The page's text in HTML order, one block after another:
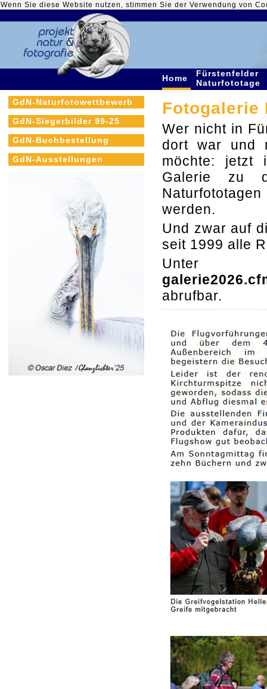
Wenn Sie diese Website nutzen, stimmen Sie der Verwendung von
Home
Fürstenfelder
Naturfototage
GdN-Naturfotowettbewerb
GdN-Siegerbilder 99-25
GdN-Buchbestellung
GdN-Ausstellungen
Fotogalerie
Wer nicht in
dort war und
möchte: jetzt
Galerie zu
werden.
Und zwar auf
seit 1999 alle
abrufbar.